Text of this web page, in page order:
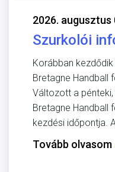
2026. augusztus
Szurkolói
Korábban kezdődik
Bretagne Handball
Változott a pénteki,
Bretagne Handball
kezdési időpontja.
Tovább olvasom